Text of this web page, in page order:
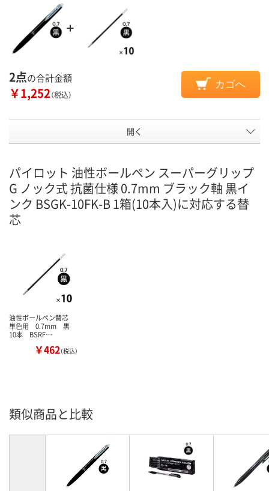
2点の合計金額
￥1,252（税込）
カゴへ
開く
パイロット 油性ボールペン スーパーグリップ
G ノック式 抗菌仕様 0.7mm ブラック軸 黒イ
ンク BSGK-10FK-B 1箱(10本入)に対応する替
芯
油性ボールペン替芯
単色用 0.7mm 黒
10本 BSRF…
￥462（税込）
類似商品と比較